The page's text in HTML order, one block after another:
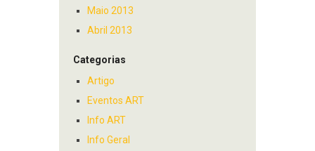
Maio 2013
Abril 2013
Categorias
Artigo
Eventos ART
Info ART
Info Geral